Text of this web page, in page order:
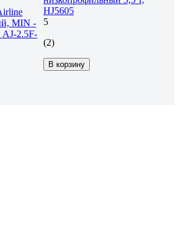
MIN -
2.5F-
HJ5605
5
(2)
В корзину